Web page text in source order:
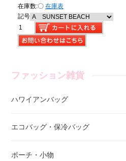
在庫数:〇 在庫表
記号
ファッション雑貨
ハワイアンバッグ
エコバッグ・保冷バッグ
ポーチ・小物